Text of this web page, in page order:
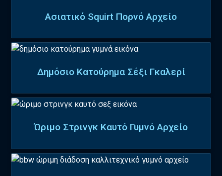
Ασιατικό Squirt Πορνό Αρχείο
Δημόσιο Κατούρημα Σέξι Γκαλερί
Ώριμο Στρινγκ Καυτό Γυμνό Αρχείο